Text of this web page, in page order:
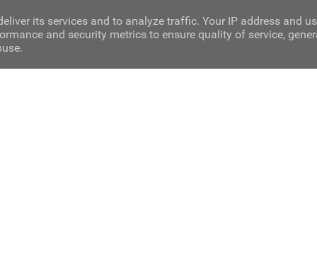
its services and to analyze traffic. Your IP address and
and security metrics to ensure quality of service,